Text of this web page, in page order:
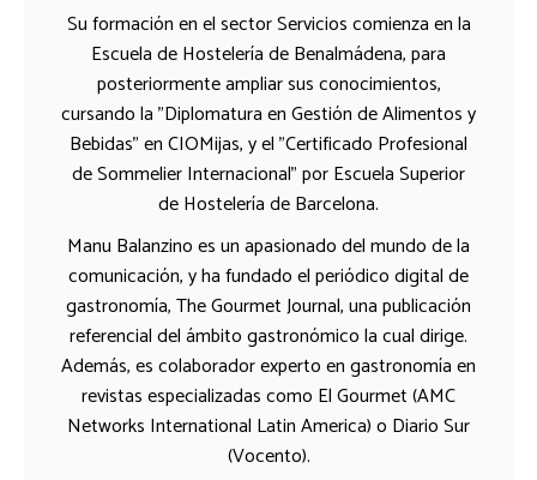
Su formación en el sector Servicios comienza en la
Escuela de Hostelería de Benalmádena, para
posteriormente ampliar sus conocimientos,
cursando la "Diplomatura en Gestión de Alimentos y
Bebidas" en CIOMijas, y el "Certificado Profesional
de Sommelier Internacional" por Escuela Superior
de Hostelería de Barcelona.
Manu Balanzino es un apasionado del mundo de la
comunicación, y ha fundado el periódico digital de
gastronomía, The Gourmet Journal, una publicación
referencial del ámbito gastronómico la cual dirige.
Además, es colaborador experto en gastronomía en
revistas especializadas como El Gourmet (AMC
Networks International Latin America) o Diario Sur
(Vocento).